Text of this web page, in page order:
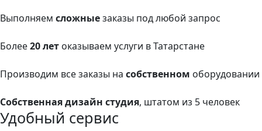
Выполняем сложныезаказы под любой запрос
Более20 лет оказываем услуги в Татарстане
Производим все заказы на собственном оборудовании
Собственная дизайн студия, штатом из 5 человек
Удобный сервис